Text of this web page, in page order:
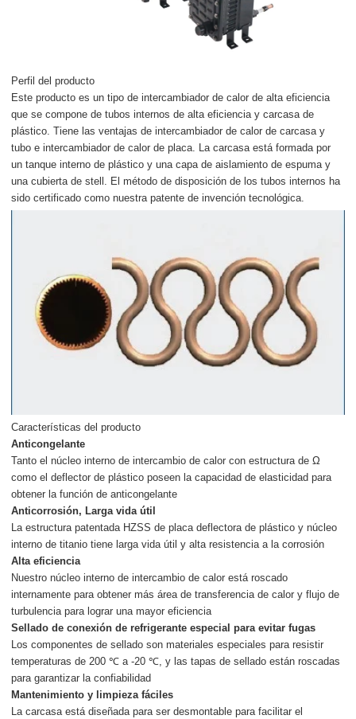
Perfil del producto
Este producto es un tipo de intercambiador de calor de alta eficiencia
que se compone de tubos internos de alta eficiencia y carcasa de
plástico. Tiene las ventajas de intercambiador de calor de carcasa y
tubo e intercambiador de calor de placa. La carcasa está formada por
un tanque interno de plástico y una capa de aislamiento de espuma y
una cubierta de stell. El método de disposición de los tubos internos ha
sido certificado como nuestra patente de invención tecnológica.
Características del producto
Anticongelante
Tanto el núcleo interno de intercambio de calor con estructura de Ω
como el deflector de plástico poseen la capacidad de elasticidad para
obtener la función de anticongelante
Anticorrosión, Larga vida útil
La estructura patentada HZSS de placa deflectora de plástico y núcleo
interno de titanio tiene larga vida útil y alta resistencia a la corrosión
Alta eficiencia
Nuestro núcleo interno de intercambio de calor está roscado
internamente para obtener más área de transferencia de calor y flujo de
turbulencia para lograr una mayor eficiencia
Sellado de conexión de refrigerante especial para evitar fugas
Los componentes de sellado son materiales especiales para resistir
temperaturas de 200 ℃ a -20 ℃, y las tapas de sellado están roscadas
para garantizar la confiabilidad
Mantenimiento y limpieza fáciles
La carcasa está diseñada para ser desmontable para facilitar el